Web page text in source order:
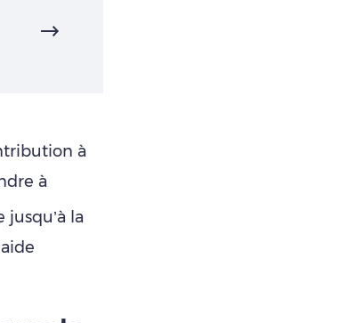
à
à
jusqu’à la